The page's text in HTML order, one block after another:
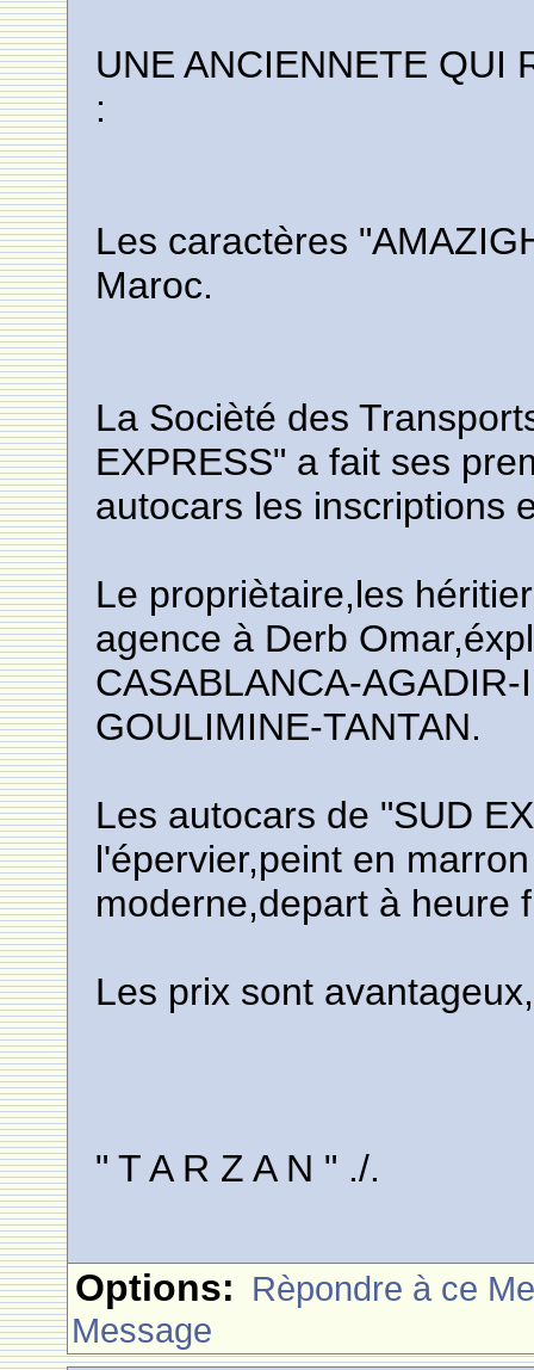
UNE ANCIENNETE QUI
:
Les caractères
Maroc.
La Socièté des
EXPRESS" a fait ses
autocars les inscriptions
Le propriètaire,les
agence à Derb
CASABLANCA-
GOULIMINE-TANTAN.
Les autocars de "SUD
l'épervier,peint en
moderne,depart à heure
Les prix sont
" T A R Z A N " ./.
Options: Rèpondre à ce
Message